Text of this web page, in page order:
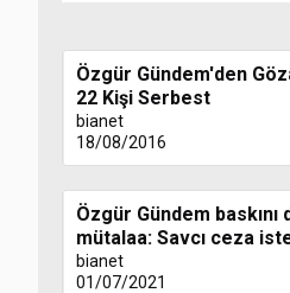
Özgür Gündem'den
22 Kişi Serbest
bianet
18/08/2016
Özgür Gündem baskını
mütalaa: Savcı ceza
bianet
01/07/2021